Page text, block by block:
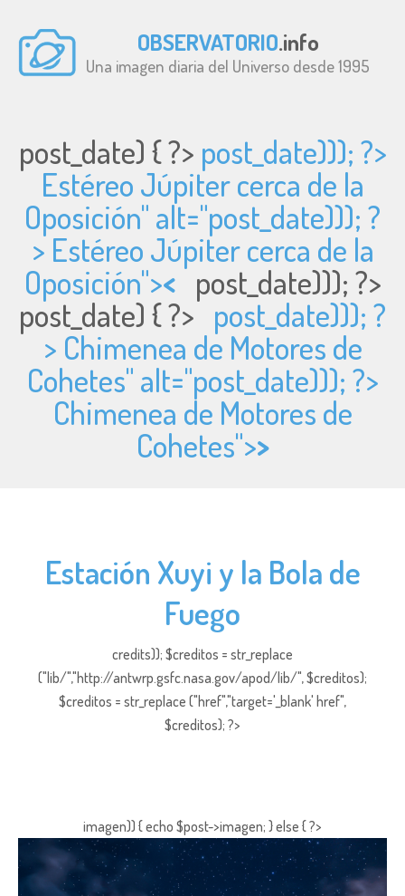
OBSERVATORIO.info
Una imagen diaria del Universo desde 1995
post_date) { ?> post_date))); ?>
Estéreo Júpiter cerca de la
Oposición" alt="post_date))); ?
> Estéreo Júpiter cerca de la
Oposición">< post_date))); ?>
post_date) { ?> post_date))); ?
> Chimenea de Motores de
Cohetes" alt="post_date))); ?>
Chimenea de Motores de
Cohetes">>
Estación Xuyi y la Bola de
Fuego
credits)); $creditos = str_replace
("lib/","http://antwrp.gsfc.nasa.gov/apod/lib/", $creditos);
$creditos = str_replace ("href","target='_blank' href",
$creditos); ?>
imagen)) { echo $post->imagen; } else { ?>